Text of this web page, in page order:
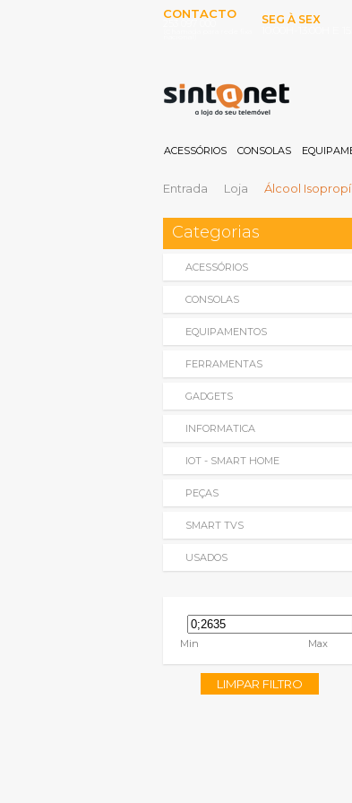
CONTACTO
SEG À SEX
ACESSÓRIOS CONSOLAS
Entrada Loja Álcool
Categorias
ACESSÓRIOS
CONSOLAS
EQUIPAMENTOS
FERRAMENTAS
GADGETS
INFORMATICA
IOT - SMART HOME
PEÇAS
SMART TVS
USADOS
Min Max
LIMPAR FILTRO